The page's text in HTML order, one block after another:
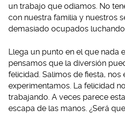
un trabajo que odiamos. No
con nuestra familia y nuestros
demasiado ocupados
Llega un punto en el que nada
pensamos que la diversión
felicidad. Salimos de fiesta,
experimentamos. La felicidad
trabajando. A veces parece
escapa de las manos. ¿Será